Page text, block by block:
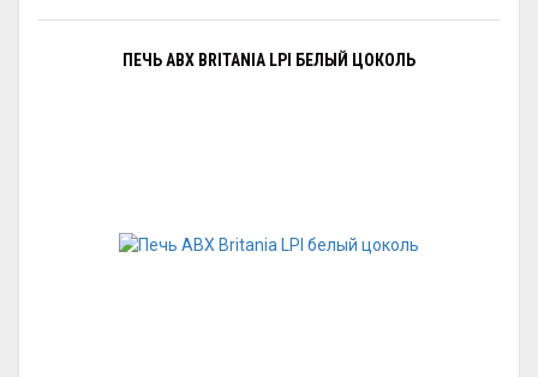
ПЕЧЬ ABX BRITANIA LPI БЕЛЫЙ ЦОКОЛЬ